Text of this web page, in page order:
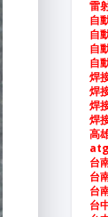
雷
自
自
自
自
焊
焊
焊
焊
高
台
台
台
台